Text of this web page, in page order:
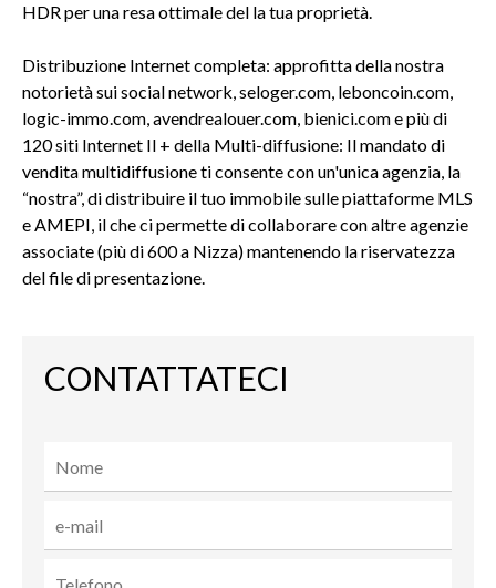
HDR per una resa ottimale del la tua proprietà.
Distribuzione Internet completa: approfitta della nostra
notorietà sui social network, seloger.com, leboncoin.com,
logic-immo.com, avendrealouer.com, bienici.com e più di
120 siti Internet Il + della Multi-diffusione: Il mandato di
vendita multidiffusione ti consente con un'unica agenzia, la
“nostra”, di distribuire il tuo immobile sulle piattaforme MLS
e AMEPI, il che ci permette di collaborare con altre agenzie
associate (più di 600 a Nizza) mantenendo la riservatezza
del file di presentazione.
CONTATTATECI